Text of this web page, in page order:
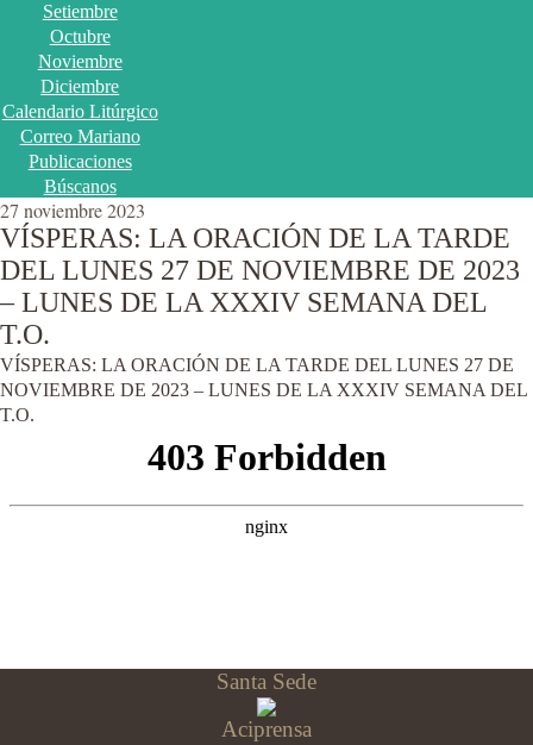
Setiembre
Octubre
Noviembre
Diciembre
Calendario Litúrgico
Correo Mariano
Publicaciones
Búscanos
27 noviembre 2023
VÍSPERAS: LA ORACIÓN DE LA TARDE
DEL LUNES 27 DE NOVIEMBRE DE 2023
– LUNES DE LA XXXIV SEMANA DEL
T.O.
VÍSPERAS: LA ORACIÓN DE LA TARDE DEL LUNES 27 DE
NOVIEMBRE DE 2023 – LUNES DE LA XXXIV SEMANA DEL
T.O.
Santa Sede
Aciprensa